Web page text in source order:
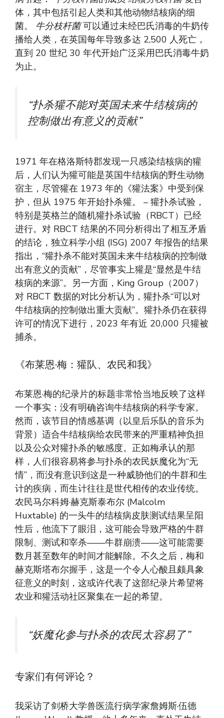
体，其中包括引起人类和其他动物结核病的细
菌。 牛分枝杆菌可以通过未经巴氏消毒的牛奶传
播给人类，在英国每年导致多达 2,500 人死亡，
直到 20 世纪 30 年代开始广泛采用巴氏消毒牛奶
为止。
“扑杀獾不能对英国未来牛结核病的
控制做出有意义的贡献”
1971 年在格洛斯特郡发现一只感染结核病的獾
后，人们认为獾可能是英国牛结核病的野生动物
宿主，尽管獾在 1973 年的《獾法案》中受到保
护，但从 1975 年开始扑杀獾。 – 獾扑杀试验，
特别是英格兰的随机獾扑杀试验（RBCT）已经
进行。对 RBCT 结果的不同分析得出了相互矛盾
的结论，独立科学小组 (ISG) 2007 年报告的结果
指出，“獾扑杀不能对英国未来牛结核病的控制做
出有意义的贡献”，尽管事实上獾是“显然是牛结
核病的来源”。另一方面，King Group（2007）
对 RBCT 数据的对比分析认为，獾扑杀“可以对
牛结核病的控制做出重大贡献”。獾扑杀仍在获得
许可的情况下进行，2023 年有近 20,000 只獾被
捕杀。
《布莱恩·梅：獾队、农民和我》
布莱恩·梅的纪录片的标题非常恰当地反映了这样
一个事实：没有明确咨询牛结核病的科学专家。
然而，该节目的情感基调（以皇后乐队的音乐为
背景）适合牛结核病给农民带来的严重精神负担
以及公众对獾扑杀的敏感度。正如梅承认的那
样，人们很容易将参与扑杀的农民妖魔化为“无
情”，而没有意识到这是一种威胁他们的牛群和生
计的疾病，而生计往往是世代相传的农业传统。
农民马尔科姆·赫克斯泰布尔 (Malcolm
Huxtable) 的一头牛的结核病皮肤测试结果呈阳
性后，他流下了眼泪，这可能会导致严格的牛群
限制、测试和宰杀——牛群崩溃——这可能需要
数月甚至数年的时间才能解除。不久之后，梅和
赫克斯塔布尔握手，这是一个令人心酸且颇具象
征意义的时刻，这或许代表了这部纪录片希望将
农业和獾活动社区聚集在一起的希望。
“妖魔化参与扑杀的农民太容易了”
专家们有何评论？
我采访了剑桥大学兽医流行病学家詹姆斯·伍德